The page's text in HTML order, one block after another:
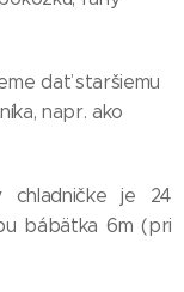
dať staršiemu
napr. ako
chladničke je 24
bábätka 6m (pri